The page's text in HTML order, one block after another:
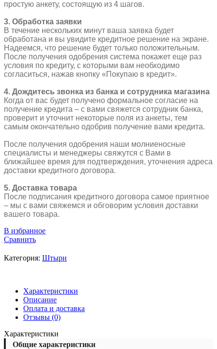
простую анкету, состоящую из 4 шагов.
3. Обработка заявки
В течение нескольких минут ваша заявка будет
обработана и вы увидите кредитное решение на экране.
Надеемся, что решение будет только положительным.
После получения одобрения система покажет еще раз
условия по кредиту, с которыми вам необходимо
согласиться, нажав кнопку «Покупаю в кредит».
4. Дождитесь звонка из банка и сотрудника магазина
Когда от вас будет получено формальное согласие на
получение кредита – с вами свяжется сотрудник банка,
проверит и уточнит некоторые поля из анкеты, тем
самым окончательно одобрив получение вами кредита.
После получения одобрения наши молниеносные
специалисты и менеджеры свяжутся с Вами в
ближайшее время для подтверждения, уточнения адреса
доставки кредитного договора.
5. Доставка товара
После подписания кредитного договора самое приятное
– мы с вами свяжемся и обговорим условия доставки
вашего товара.
В избранное
Сравнить
Категория: Штыри
Характеристики
Описание
Оплата и доставка
Отзывы (0)
Характеристики
Общие характеристики